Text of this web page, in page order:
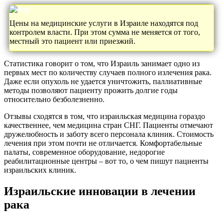
Цены на медицинские услуги в Израиле находятся под
контролем власти. При этом сумма не меняется от того,
местный это пациент или приезжий.
Статистика говорит о том, что Израиль занимает одно из
первых мест по количеству случаев полного излечения рака.
Даже если опухоль не удается уничтожить, паллиативные
методы позволяют пациенту прожить долгие годы
относительно безболезненно.
Отзывы сходятся в том, что израильская медицина гораздо
качественнее, чем медицина стран СНГ. Пациенты отмечают
дружелюбность и заботу всего персонала клиник. Стоимость
лечения при этом почти не отличается. Комфортабельные
палаты, современное оборудование, недорогие
реабилитационные центры – вот то, о чем пишут пациенты
израильских клиник.
Израильские инновации в лечении
рака